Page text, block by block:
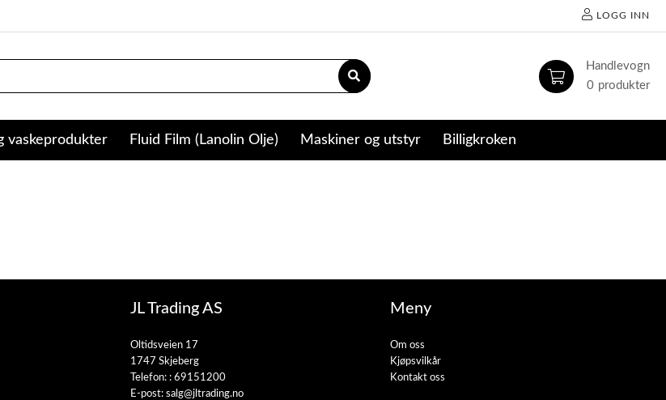
LOGG INN
0
vaskeprodukter Fluid Film (Lanolin Olje) Maskiner og utstyr Billigkroken
JL Trading AS
Oltidsveien 17
1747 Skjeberg
Telefon: : 69151200
E-post: salg@jltrading.no
Meny
Om oss
Kjøpsvilkår
Kontakt oss